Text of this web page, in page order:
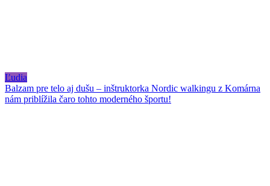
Ľudia
Balzam pre telo aj dušu – inštruktorka Nordic walkingu z Komárna
nám priblížila čaro tohto moderného športu!